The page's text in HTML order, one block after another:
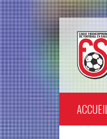
ACCUEIL